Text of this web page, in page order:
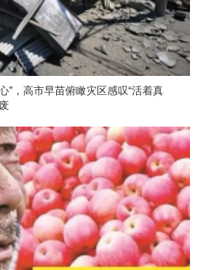
”，高市早苗俯瞰灾区感叹“活着真